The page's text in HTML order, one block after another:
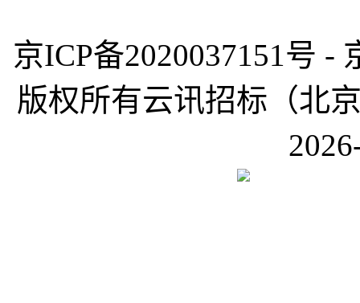
京ICP备2020037151号 -
版权所有云讯招标（北